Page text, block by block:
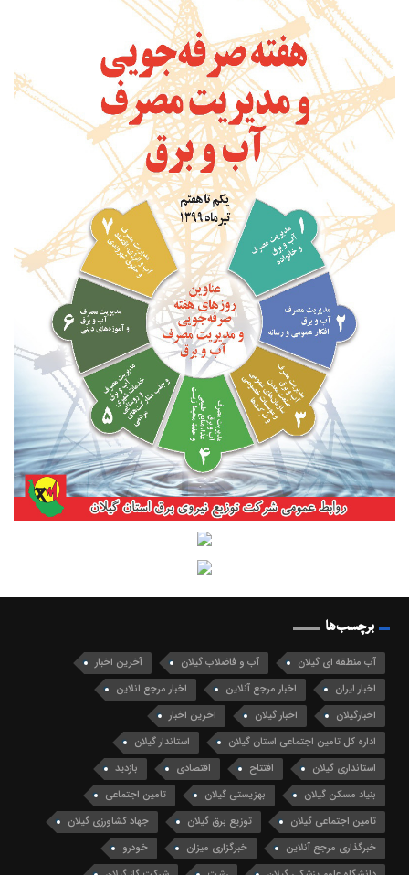
برچسب‌ها
آب منطقه ای گیلان آب و فاضلاب گیلان
آخرین اخبار
اخبار ایران
اخبار مرجع آنلاین
اخبار مرجع انلاین
اخبارگیلان
اخبار گیلان
اخرین اخبار
اداره کل تامین اجتماعی استان گیلان
استاندار گیلان
استانداری گیلان
افتتاح اقتصادی
بازدید
بنیاد مسکن گیلان
بهزیستی گیلان
تامین اجتماعی
تامین اجتماعی گیلان
توزیع برق گیلان
جهاد کشاورزی گیلان
خبرگذاری مرجع آنلاین
خبرگزاری میزان
خودرو